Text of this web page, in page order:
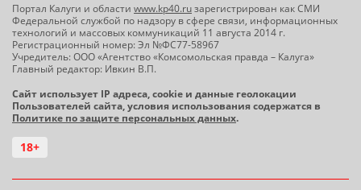
Портал Калуги и области www.kp40.ruзарегистрирован как СМИ
Федеральной службой по надзору в сфере связи, информационных
технологий и массовых коммуникаций 11 августа 2014 г.
Регистрационный номер: Эл №ФС77-58967
Учредитель: ООО «Агентство «Комсомольская правда – Калуга»
Главный редактор: Ивкин В.П.
Сайт использует IP адреса, cookie и данные геолокации
Пользователей сайта, условия использования содержатся в
Политике по защите персональных данных.
18+